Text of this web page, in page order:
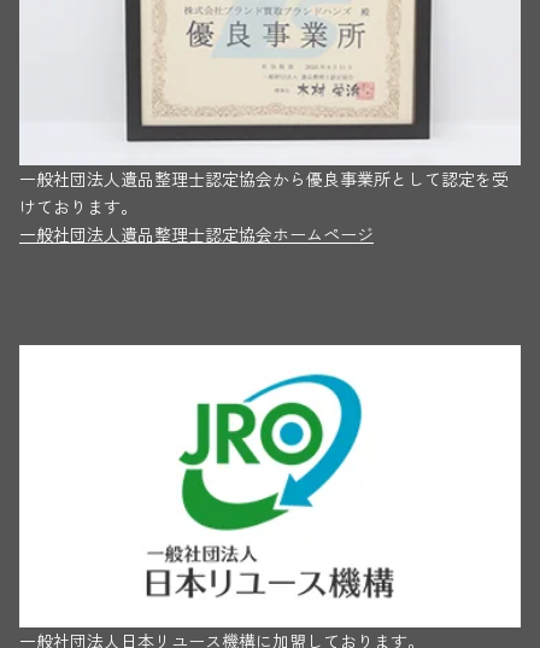
一般社団法人遺品整理士認定協会から優良事業所として認定を受
けております。
一般社団法人遺品整理士認定協会ホームページ
一般社団法人日本リユース機構に加盟しております。